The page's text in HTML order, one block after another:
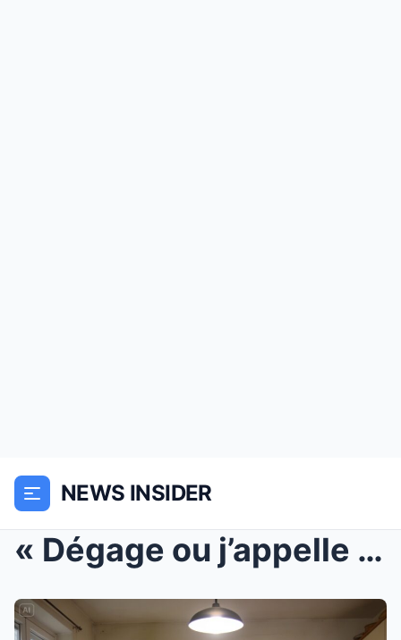
NEWS INSIDER
« Dégage ou j’appelle la